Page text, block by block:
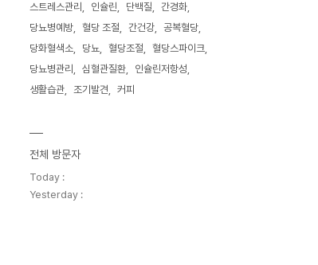
스트레스관리
인슐린 단백질
간경화
당뇨병예방
혈당 조절 간건강
공복혈당
당화혈색소
당뇨 혈당조절
혈당스파이크
당뇨병관리
심혈관질환
인슐린저항성
생활습관
조기발견 커피
전체 방문자
Today :
Yesterday :